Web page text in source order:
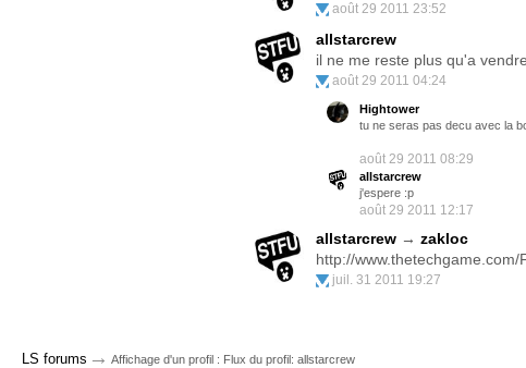
août 29 2011 23:52
allstarcrew
il ne me reste plus qu'a
août 29 2011 04:24
Hightower
tu ne seras pas decu avec la
août 29 2011 08:29
allstarcrew
j'espere :p
août 29 2011 12:17
allstarcrew → zakloc
http://
juil. 31 2011 19:27
LS forums → Affichage d'un profil : Flux du profil: allstarcrew